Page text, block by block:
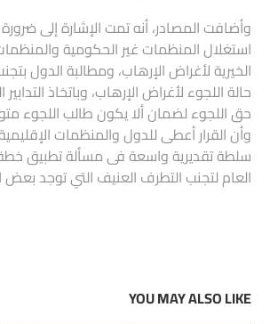
وأضافت المصادر، أنه تمت الإشارة إلى
استغلال المنظمات غير الحكومية
الخيرية لأغراض الإرهاب، ومطالبة الدول
حالة اللجوء لأغراض الإرهاب، وباتخاذ
حق اللجوء لضمان ألا يكون طالب اللجوء
وأن القرار أعطى للدول والمنظمات
سلطة تقديرية واسعة فى مسألة تطبيق
العام لتجنب التطرف العنيف التي توجد بعض
YOU MAY ALSO LIKE